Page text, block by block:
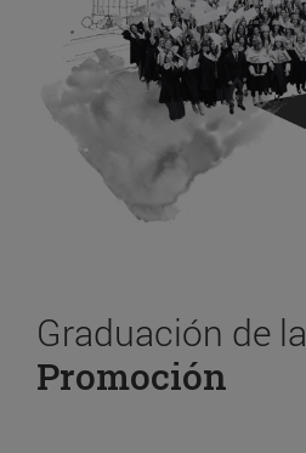
Graduación de la
Promoción